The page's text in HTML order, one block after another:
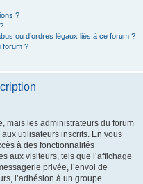
?
ou d’ordres légaux liés à ce forum ?
forum ?
mais les administrateurs du forum
utilisateurs inscrits. En vous
à des fonctionnalités
aux visiteurs, tels que l’affichage
privée, l’envoi de
l’adhésion à un groupe